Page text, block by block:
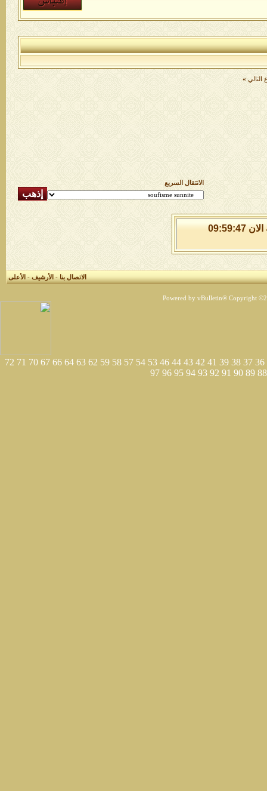
التالي »
الانتقال السريع
الاحد 9 من اغسطس 2026 , الساعة الان 09:59:48
الاتصال بنا-الأرشيف-الأعلى
Powered by vBulletin® Copyright
36
37
38
39
41
42
43
44
46
53
54
57
58
59
62
63
64
66
67
70
71
72
88
89
90
91
92
93
94
95
96
97